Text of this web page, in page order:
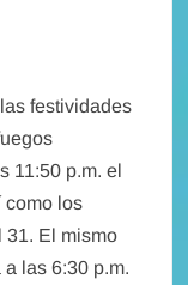
festividades
11:50 p.m. el
como los
31. El mismo
las 6:30 p.m.